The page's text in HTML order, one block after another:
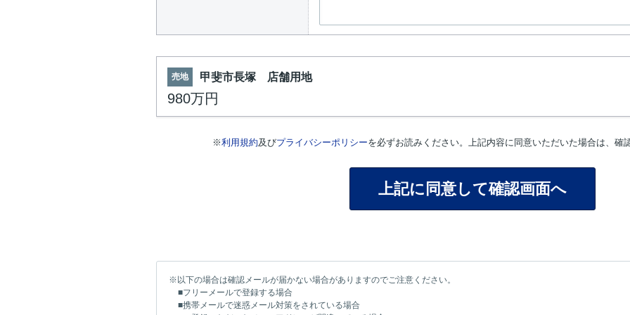
売地 甲斐市長塚 店舗用地
980万円
※利用規約及びプライバシーポリシーを必ずお読みください。上記内容に同意いただいた場合は、確
※以下の場合は確認メールが届かない場合がありますのでご注意ください。
■フリーメールで登録する場合
■携帯メールで迷惑メール対策をされている場合